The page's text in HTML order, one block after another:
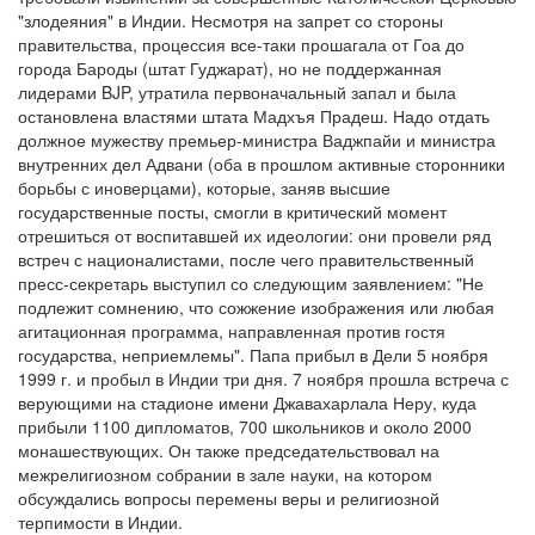
"злодеяния" в Индии. Несмотря на запрет со стороны
правительства, процессия все-таки прошагала от Гоа до
города Бароды (штат Гуджарат), но не поддержанная
лидерами BJP, утратила первоначальный запал и была
остановлена властями штата Мадхъя Прадеш. Надо отдать
должное мужеству премьер-министра Ваджпайи и министра
внутренних дел Адвани (оба в прошлом активные сторонники
борьбы с иноверцами), которые, заняв высшие
государственные посты, смогли в критический момент
отрешиться от воспитавшей их идеологии: они провели ряд
встреч с националистами, после чего правительственный
пресс-секретарь выступил со следующим заявлением: "Не
подлежит сомнению, что сожжение изображения или любая
агитационная программа, направленная против гостя
государства, неприемлемы". Папа прибыл в Дели 5 ноября
1999 г. и пробыл в Индии три дня. 7 ноября прошла встреча с
верующими на стадионе имени Джавахарлала Неру, куда
прибыли 1100 дипломатов, 700 школьников и около 2000
монашествующих. Он также председательствовал на
межрелигиозном собрании в зале науки, на котором
обсуждались вопросы перемены веры и религиозной
терпимости в Индии.